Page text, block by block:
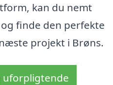
kan du nemt
finde den perfekte
projekt i Brøns.
uforpligtende